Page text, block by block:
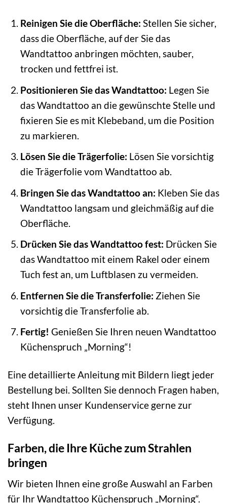
Reinigen Sie die Oberfläche: Stellen Sie sicher,
dass die Oberfläche, auf der Sie das
Wandtattoo anbringen möchten, sauber,
trocken und fettfrei ist.
Positionieren Sie das Wandtattoo: Legen Sie
das Wandtattoo an die gewünschte Stelle und
fixieren Sie es mit Klebeband, um die Position
zu markieren.
Lösen Sie die Trägerfolie: Lösen Sie vorsichtig
die Trägerfolie vom Wandtattoo ab.
Bringen Sie das Wandtattoo an: Kleben Sie das
Wandtattoo langsam und gleichmäßig auf die
Oberfläche.
Drücken Sie das Wandtattoo fest: Drücken Sie
das Wandtattoo mit einem Rakel oder einem
Tuch fest an, um Luftblasen zu vermeiden.
Entfernen Sie die Transferfolie: Ziehen Sie
vorsichtig die Transferfolie ab.
Fertig! Genießen Sie Ihren neuen Wandtattoo
Küchenspruch „Morning“!
Eine detaillierte Anleitung mit Bildern liegt jeder
Bestellung bei. Sollten Sie dennoch Fragen haben,
steht Ihnen unser Kundenservice gerne zur
Verfügung.
Farben, die Ihre Küche zum Strahlen
bringen
Wir bieten Ihnen eine große Auswahl an Farben
für Ihr Wandtattoo Küchenspruch „Morning“.